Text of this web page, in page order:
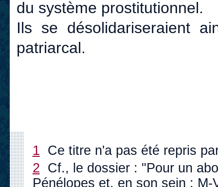
du système prostitutionnel.
Ils se désolidariseraient
patriarcal.
1 Ce titre n'a pas été repris
2 Cf., le dossier : "Pour un
Pénélopes et, en son sein : M-